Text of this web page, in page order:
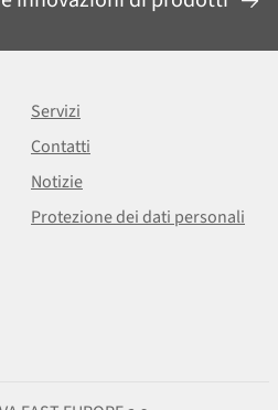
Servizi
Contatti
Notizie
Protezione dei dati personali